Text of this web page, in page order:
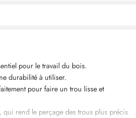
pour le travail du bois.
durabilité à utiliser.
pour faire un trou lisse et
rend le perçage des trous plus précis